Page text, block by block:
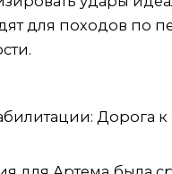
для походов по
Дорога к